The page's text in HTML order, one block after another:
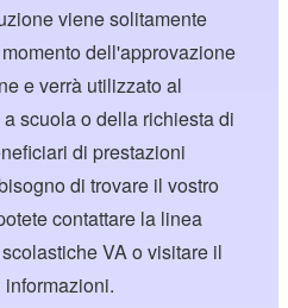
viene solitamente
dell'approvazione
e verrà utilizzato al
scuola o della richiesta di
di prestazioni
di trovare il vostro
contattare la linea
VA o visitare il